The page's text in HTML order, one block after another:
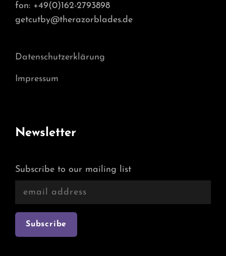
fon: +49(0)162-2793898
getcutby@therazorblades.de
Datenschutzerklärung
Impressum
Newsletter
Subscribe to our mailing list